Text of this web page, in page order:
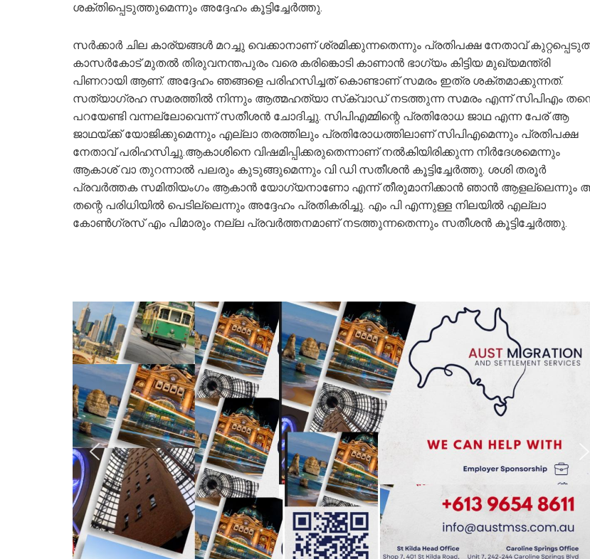
ശക്തിപ്പെടുത്തുമെന്നും അദ്ദേഹം കൂട്ടിച്ചേര്‍ത്തു.
സർക്കാർ ചില കാര്യങ്ങൾ മറച്ചു വെക്കാനാണ് ശ്രമിക്കുന്നതെന്നും പ്രതിപക്ഷ നേതാവ്
കാസർകോട് മുതൽ തിരുവനന്തപുരം വരെ കരിങ്കൊടി കാണാൻ ഭാഗ്യം കിട്ടിയ മുഖ്യമന്ത്രി
പിണറായി ആണ്. അദ്ദേഹം ഞങ്ങളെ പരിഹസിച്ചത് കൊണ്ടാണ് സമരം ഇത്ര ശക്തമാക്കുന്നത്.
സത്യാഗ്രഹ സമരത്തിൽ നിന്നും ആത്മഹത്യാ സ്‌ക്വാഡ് നടത്തുന്ന സമരം എന്ന് സിപിഎം
പറയേണ്ടി വന്നല്ലോവെന്ന് സതീശന്‍ ചോദിച്ചു. സിപിഎമ്മിന്റെ പ്രതിരോധ ജാഥ എന്ന പേര് ആ
ജാഥയ്ക്ക് യോജിക്കുമെന്നും എല്ലാ തരത്തിലും പ്രതിരോധത്തിലാണ് സിപിഎമെന്നും പ്രതിപക്ഷ
നേതാവ് പരിഹസിച്ചു.ആകാശിനെ വിഷമിപ്പിക്കരുതെന്നാണ് നൽകിയിരിക്കുന്ന നിർദേശമെന്നും
ആകാശ് വാ തുറന്നാൽ പലരും കുടുങ്ങുമെന്നും വി ഡി സതീശന്‍ കൂട്ടിച്ചേര്‍ത്തു. ശശി തരൂർ
പ്രവർത്തക സമിതിയംഗം ആകാൻ യോഗ്യനാണോ എന്ന് തീരുമാനിക്കാൻ ഞാൻ ആളല്ലെന്നും
തന്റെ പരിധിയിൽ പെടില്ലെന്നും അദ്ദേഹം പ്രതികരിച്ചു. എം പി എന്നുള്ള നിലയിൽ എല്ലാ
കോൺഗ്രസ്‌ എം പിമാരും നല്ല പ്രവർത്തനമാണ് നടത്തുന്നതെന്നും സതീശൻ കൂട്ടിച്ചേര്‍ത്തു.